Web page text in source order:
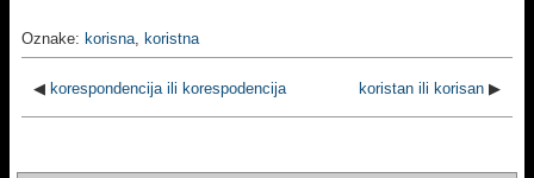
Oznake: korisna, koristna
◀ korespondencija ili korespodencija koristan ili korisan ▶